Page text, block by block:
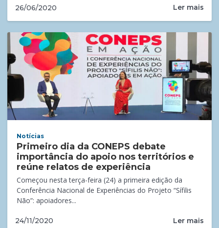
26/06/2020 Ler mais
Notícias
Primeiro dia da CONEPS debate
importância do apoio nos territórios e
reúne relatos de experiência
Começou nesta terça-feira (24) a primeira edição da
Conferência Nacional de Experiências do Projeto “Sífilis
Não”: apoiadores...
24/11/2020 Ler mais